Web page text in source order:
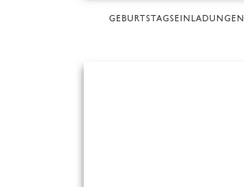
GEBURTSTAGSEINLADUNGEN